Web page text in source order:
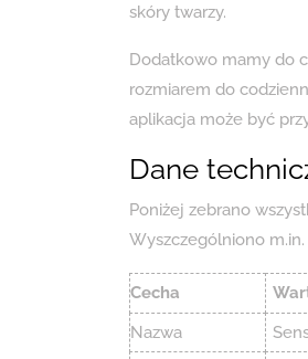
skóry twarzy.
Dodatkowo mamy do
rozmiarem do
aplikacja może być
Dane
Poniżej zebrano
Wyszczególniono
Cecha
Nazwa